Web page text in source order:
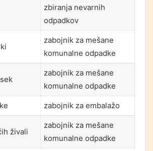
zbiranja nevarnih
odpadkov
zabojnik za mešane
komunalne odpadke
zabojnik za mešane
komunalne odpadke
zabojnik za embalažo
živali
zabojnik za mešane
komunalne odpadke